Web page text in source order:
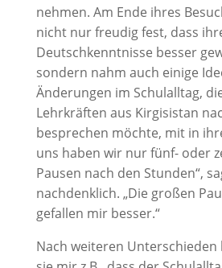
nehmen. Am Ende ihres
nicht nur freudig fest, dass
Deutschkenntnisse besser
sondern nahm auch einige
Änderungen im Schulalltag,
Lehrkräften aus Kirgisistan
besprechen möchte, mit in
uns haben wir nur fünf- oder
Pausen nach den Stunden“,
nachdenklich. „Die großen
gefallen mir besser.“
Nach weiteren Unterschieden